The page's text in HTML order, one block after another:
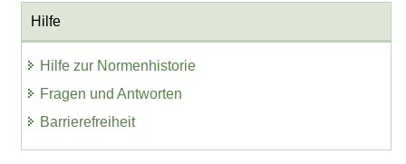
Hilfe
Hilfe zur Normenhistorie
Fragen und Antworten
Barrierefreiheit